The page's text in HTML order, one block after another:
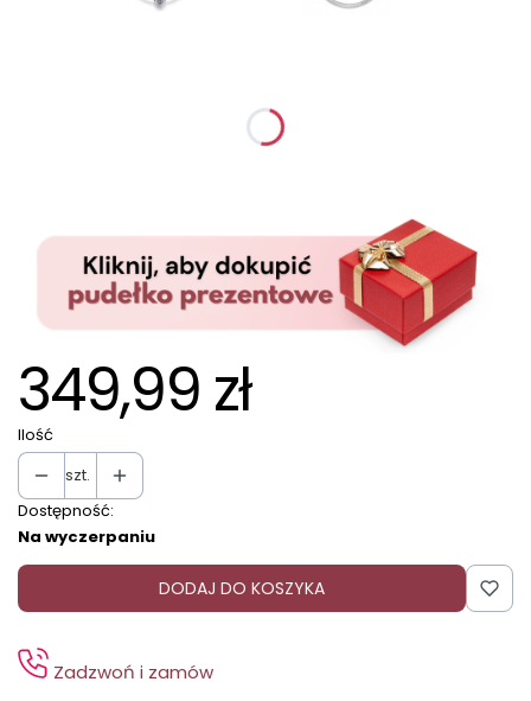
349,99 zł
Ilość
szt.
Dostępność:
Na wyczerpaniu
DODAJ DO KOSZYKA
Zadzwoń i zamów